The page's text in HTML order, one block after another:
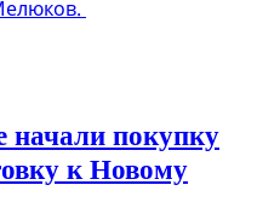
покупку
к Новому